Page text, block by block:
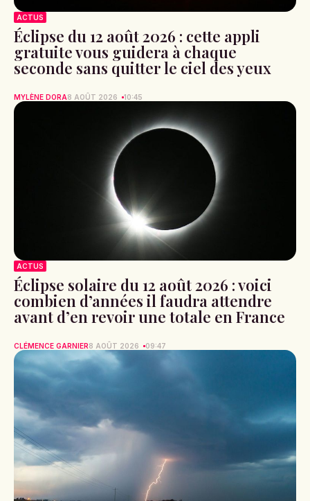
ACTUS
Éclipse du 12 août 2026 : cette appli
gratuite vous guidera à chaque
seconde sans quitter le ciel des yeux
MYLÈNE DORA8 AOÛT 2026 10:45
ACTUS
Éclipse solaire du 12 août 2026 : voici
combien d’années il faudra attendre
avant d’en revoir une totale en France
CLÉMENCE GARNIER8 AOÛT 2026 09:47